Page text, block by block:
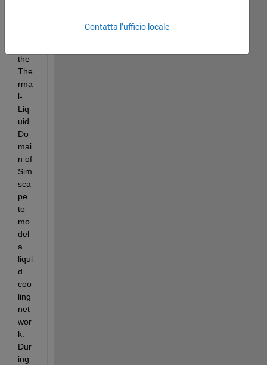
the
The
rma
l-
Liq
uid
Do
mai
n of
Sim
sca
pe
to
mo
del
a
liqui
d
coo
ling
net
wor
k.
Dur
ing
Contatta l’ufficio locale